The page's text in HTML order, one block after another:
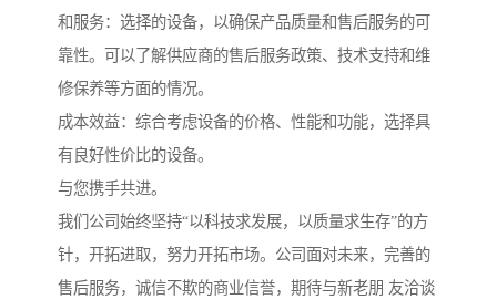
和服务：选择的设备，以确保产品质量和售后服务的可
靠性。可以了解供应商的售后服务政策、技术支持和维
修保养等方面的情况。
成本效益：综合考虑设备的价格、性能和功能，选择具
有良好性价比的设备。
与您携手共进。
我们公司始终坚持“以科技求发展，以质量求生存”的方
针，开拓进取，努力开拓市场。公司面对未来，完善的
售后服务，诚信不欺的商业信誉，期待与新老朋 友洽谈